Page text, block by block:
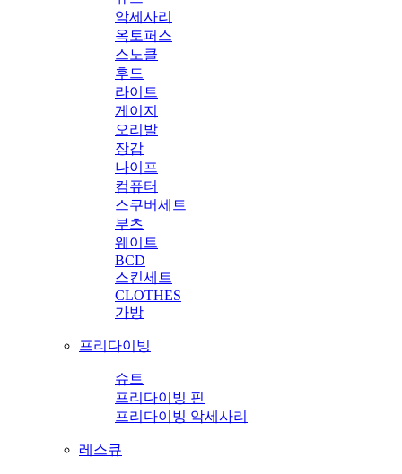
악세사리
옥토퍼스
스노클
후드
라이트
게이지
오리발
장갑
나이프
컴퓨터
스쿠버세트
부츠
웨이트
BCD
스킨세트
CLOTHES
가방
프리다이빙
슈트
프리다이빙 핀
프리다이빙 악세사리
레스큐